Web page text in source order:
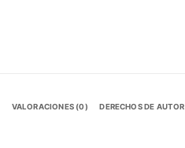
VALORACIONES (0) DERECHOS DE AUTOR